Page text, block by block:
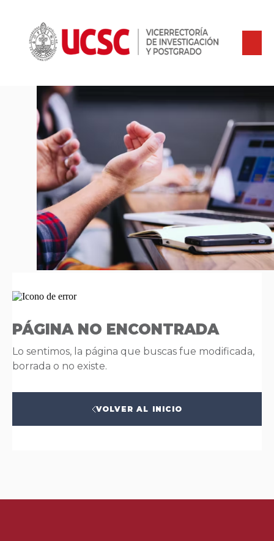
PÁGINA NO ENCONTRADA
Lo sentimos, la página que buscas fue modificada,
borrada o no existe.
VOLVER AL INICIO